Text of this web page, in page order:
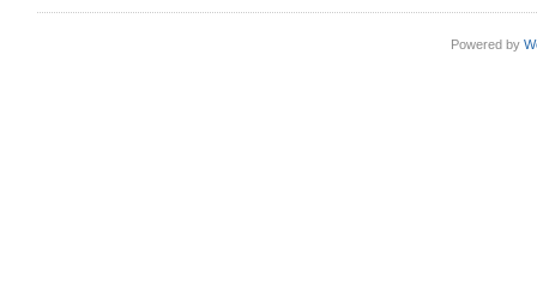
Powered by